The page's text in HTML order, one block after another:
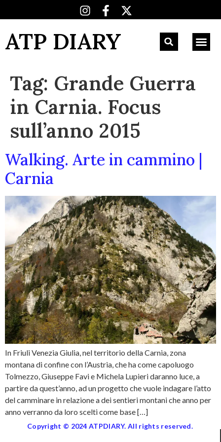
ATP DIARY
Tag: Grande Guerra
in Carnia. Focus
sull’anno 2015
Walking. Arte in cammino |
Carnia
In Friuli Venezia Giulia, nel territorio della Carnia, zona
montana di confine con l’Austria, che ha come capoluogo
Tolmezzo, Giuseppe Favi e Michela Lupieri daranno luce, a
partire da quest’anno, ad un progetto che vuole indagare l’atto
del camminare in relazione a dei sentieri montani che anno per
anno verranno da loro scelti come base […]
Copyright © 2024 ATPDIARY. All rights reserved.